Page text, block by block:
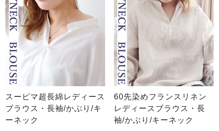
スーピマ超長綿レディース
ブラウス・長袖/かぶり/キ
ーネック
60先染めフランスリネン
レディースブラウス・長
袖/かぶり/キーネック